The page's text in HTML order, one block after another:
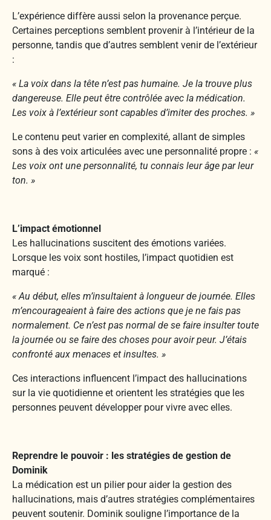
L’expérience diffère aussi selon la provenance perçue.
Certaines perceptions semblent provenir à l’intérieur de la
personne, tandis que d’autres semblent venir de l’extérieur
:
« La voix dans la tête n’est pas humaine. Je la trouve plus
dangereuse. Elle peut être contrôlée avec la médication.
Les voix à l’extérieur sont capables d’imiter des proches. »
Le contenu peut varier en complexité, allant de simples
sons à des voix articulées avec une personnalité propre : «
Les voix ont une personnalité, tu connais leur âge par leur
ton. »
L’impact émotionnel
Les hallucinations suscitent des émotions variées.
Lorsque les voix sont hostiles, l’impact quotidien est
marqué :
« Au début, elles m’insultaient à longueur de journée. Elles
m’encourageaient à faire des actions que je ne fais pas
normalement. Ce n’est pas normal de se faire insulter toute
la journée ou se faire des choses pour avoir peur. J’étais
confronté aux menaces et insultes. »
Ces interactions influencent l’impact des hallucinations
sur la vie quotidienne et orientent les stratégies que les
personnes peuvent développer pour vivre avec elles.
Reprendre le pouvoir : les stratégies de gestion de
Dominik
La médication est un pilier pour aider la gestion des
hallucinations, mais d’autres stratégies complémentaires
peuvent soutenir. Dominik souligne l’importance de la